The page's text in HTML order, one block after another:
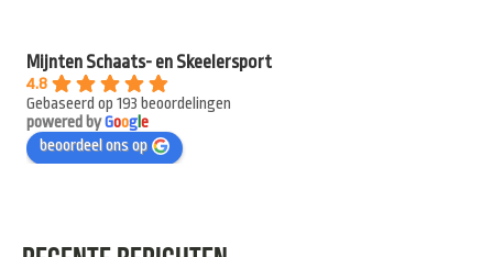
Mijnten Schaats- en Skeelersport
4.8
Gebaseerd op 193 beoordelingen
powered byGooge
beoordeel ons op